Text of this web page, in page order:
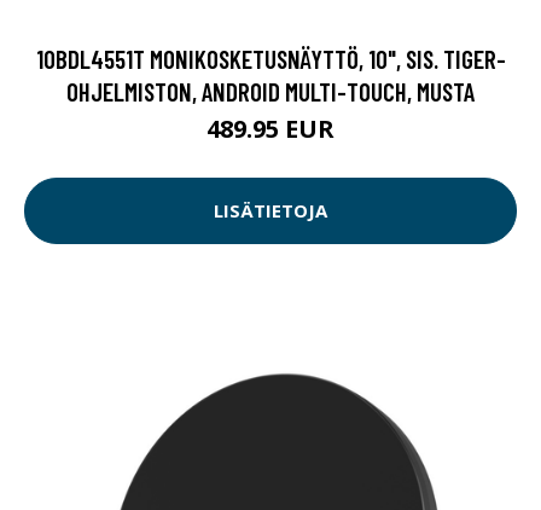
10BDL4551T MONIKOSKETUSNÄYTTÖ, 10", SIS. TIGER-
OHJELMISTON, ANDROID MULTI-TOUCH, MUSTA
489.95 EUR
LISÄTIETOJA